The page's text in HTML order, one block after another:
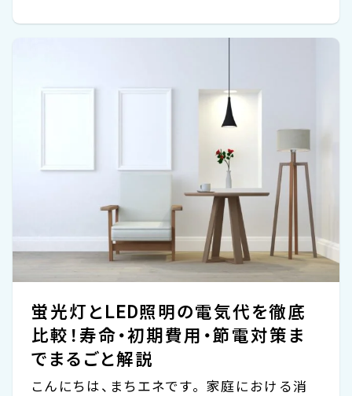
が、エアコンの影響でかえって稼働が増える
場合もあるなど、一概には言えません。 下記
の電気代目安を参考にしつつ、ご自身の飼育
スタイルや居住地域の気候に合わせて、どの
程度ヒーターが稼働するかをこまめ...
蛍光灯とLED照明の電気代を徹底
比較！寿命・初期費用・節電対策ま
でまるごと解説
こんにちは、まちエネです。 家庭における消